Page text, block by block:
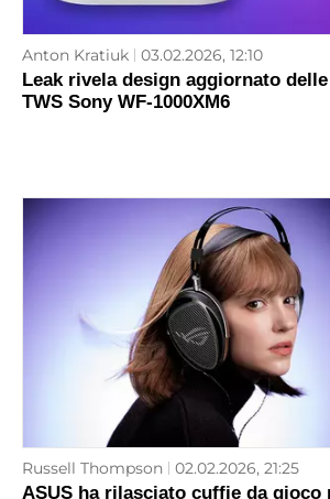
Anton Kratiuk 03.02.2026, 12:10
Leak rivela design aggiornato
TWS Sony WF-1000XM6
Russell Thompson 02.02.2026, 21:25
ASUS ha rilasciato cuffie da gioco